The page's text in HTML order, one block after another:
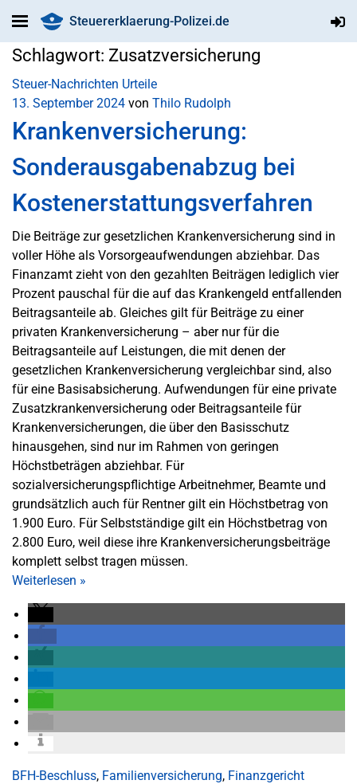
Steuererklaerung-Polizei.de
Schlagwort: Zusatzversicherung
Steuer-Nachrichten Urteile
13. September 2024 von Thilo Rudolph
Krankenversicherung:
Sonderausgabenabzug bei
Kostenerstattungsverfahren
Die Beiträge zur gesetzlichen Krankenversicherung sind in
voller Höhe als Vorsorgeaufwendungen abziehbar. Das
Finanzamt zieht von den gezahlten Beiträgen lediglich vier
Prozent pauschal für die auf das Krankengeld entfallenden
Beitragsanteile ab. Gleiches gilt für Beiträge zu einer
privaten Krankenversicherung – aber nur für die
Beitragsanteile auf Leistungen, die mit denen der
gesetzlichen Krankenversicherung vergleichbar sind, also
für eine Basisabsicherung. Aufwendungen für eine private
Zusatzkrankenversicherung oder Beitragsanteile für
Krankenversicherungen, die über den Basisschutz
hinausgehen, sind nur im Rahmen von geringen
Höchstbeträgen abziehbar. Für
sozialversicherungspflichtige Arbeitnehmer, Beamte und
grundsätzlich auch für Rentner gilt ein Höchstbetrag von
1.900 Euro. Für Selbstständige gilt ein Höchstbetrag von
2.800 Euro, weil diese ihre Krankenversicherungsbeiträge
komplett selbst tragen müssen.
Weiterlesen »
BFH-Beschluss, Familienversicherung, Finanzgericht